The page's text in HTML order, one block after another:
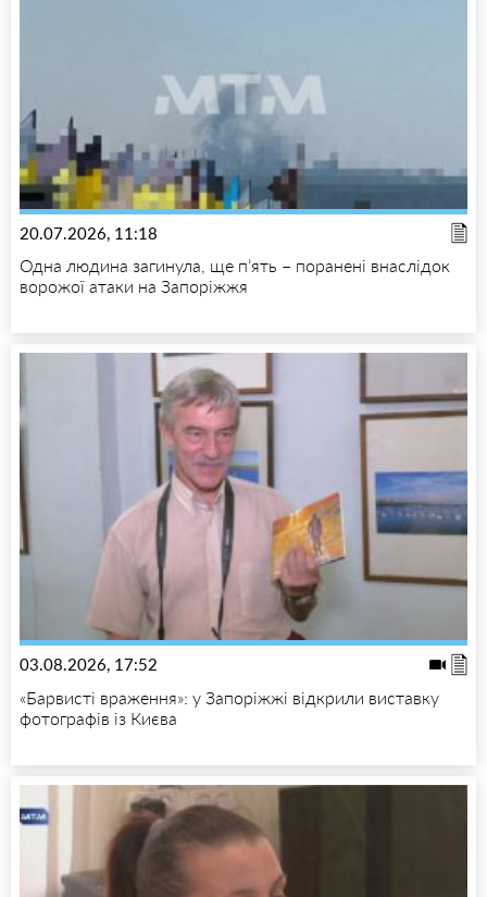
20.07.2026, 11:18
Одна людина загинула, ще п’ять – поранені внаслідок
ворожої атаки на Запоріжжя
03.08.2026, 17:52
«Барвисті враження»: у Запоріжжі відкрили виставку
фотографів із Києва